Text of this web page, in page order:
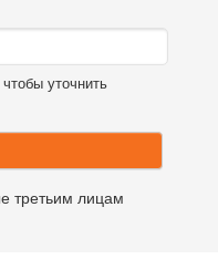
уточнить
третьим лицам